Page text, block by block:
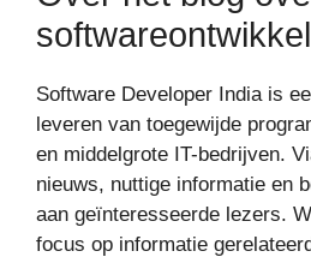
Software Developer India is
leveren van toegewijde
en middelgrote IT-bedrijven.
nieuws, nuttige informatie en
aan geïnteresseerde lezers.
focus op informatie